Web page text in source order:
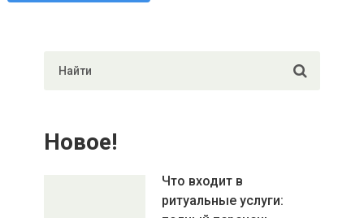
Новое!
Что входит в
ритуальные услуги: